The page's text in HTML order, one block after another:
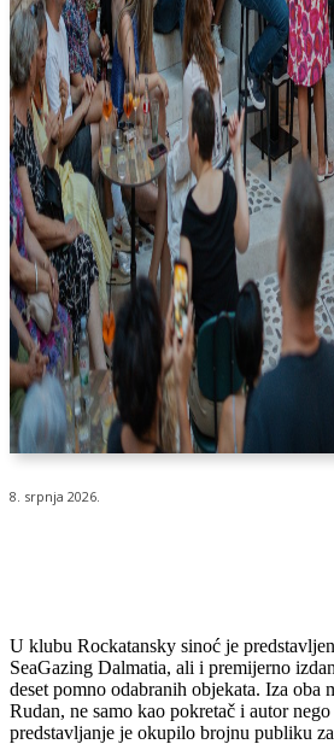
8. srpnja 2026.
U klubu Rockatansky sinoć je
SeaGazing Dalmatia, ali i premijerno
deset pomno odabranih objekata. Iza oba
Rudan, ne samo kao pokretač i autor
predstavljanje je okupilo brojnu publiku